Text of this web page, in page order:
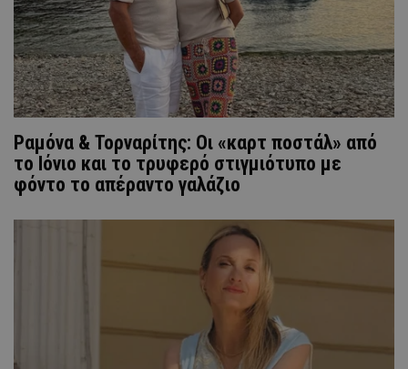
Ραμόνα & Τορναρίτης: Οι «καρτ ποστάλ» από
το Ιόνιο και το τρυφερό στιγμιότυπο με
φόντο το απέραντο γαλάζιο